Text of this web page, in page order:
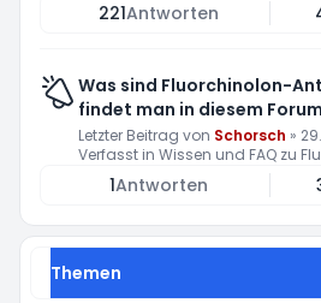
221Antworten
Was sind Fluorchinolon-
findet man in diesem
Letzter Beitrag von Schorsch »
Verfasst in Wissen und FAQ zu
1Antworten
Themen